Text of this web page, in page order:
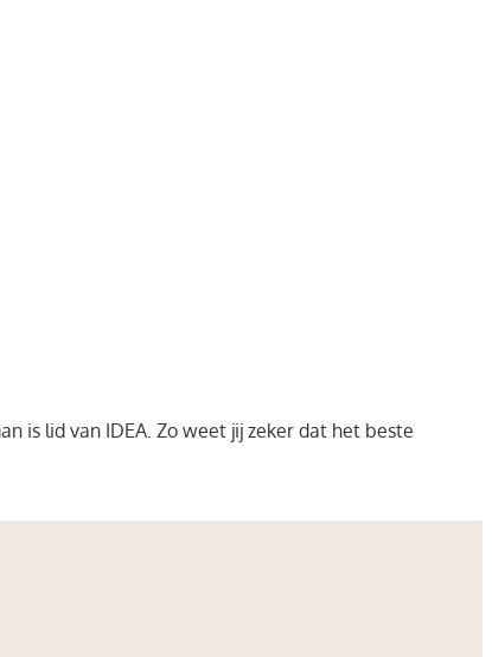
is lid van IDEA. Zo weet jij zeker dat het beste